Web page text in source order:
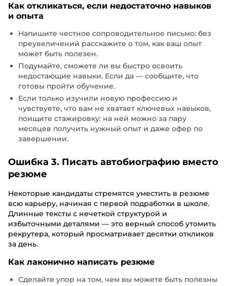
Как откликаться, если недостаточно навыков
и опыта
Напишите честное сопроводительное письмо: без
преувеличений расскажите о том, как ваш опыт
может быть полезен.
Подумайте, сможете ли вы быстро освоить
недостающие навыки. Если да — сообщите, что
готовы пройти обучение.
Если только изучили новую профессию и
чувствуете, что вам не хватает ключевых навыков,
поищите стажировку: на ней можно за пару
месяцев получить нужный опыт и даже офер по
завершении.
Ошибка 3. Писать автобиографию вместо
резюме
Некоторые кандидаты стремятся уместить в резюме
всю карьеру, начиная с первой подработки в школе.
Длинные тексты с нечеткой структурой и
избыточными деталями — это верный способ утомить
рекрутера, который просматривает десятки откликов
за день.
Как лаконично написать резюме
Сделайте упор на том, чем вы можете быть полезны